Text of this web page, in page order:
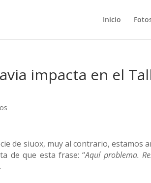
Inicio
impacta en el
de siuox, muy al contrario, estamos
de que esta frase: “Aquí problema.